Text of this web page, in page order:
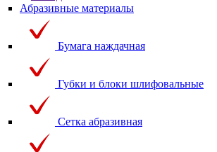
Абразивные материалы
Бумага наждачная
Губки и блоки шлифовальные
Сетка абразивная